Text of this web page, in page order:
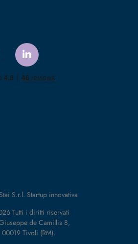
S.r.l. Startup innovativa
Tutti i diritti riservati
de Camillis 8,
00019 Tivoli (RM).